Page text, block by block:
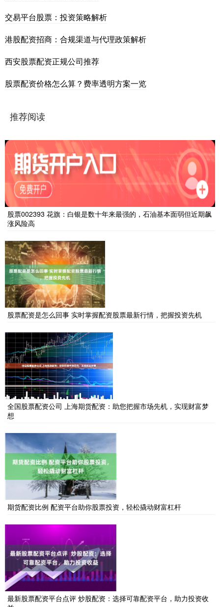
交易平台股票：投资策略解析
港股配资招商：合规渠道与代理政策解析
西安股票配资正规公司推荐
股票配资价格怎么算？费率透明方案一览
推荐阅读
股票002393 花旗：白银是数十年来最强的，石油基本面弱但近期飙
涨风险高
股票配资是怎么回事 实时掌握配资股票最新行情，把握投资先机
全国股票配资公司 上海期货配资：助您把握市场先机，实现财富梦
想
期货配资比例 配资平台助你股票投资，轻松撬动财富杠杆
最新股票配资平台点评 炒股配资：选择可靠配资平台，助力投资收